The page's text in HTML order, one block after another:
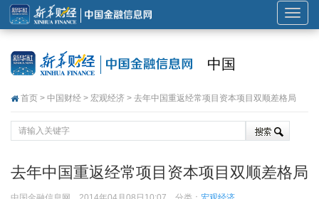
展
开
导
中国
首页 > 中国财经 > 宏观经济 > 去年中国重返经常项目资本项目双顺差格局
去年中国重返经常项目资本项目双顺差格局